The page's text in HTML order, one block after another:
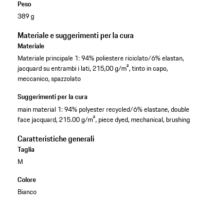
Peso
389 g
Materiale e suggerimenti per la cura
Materiale
Materiale principale 1: 94% poliestere riciclato/6% elastan,
jacquard su entrambi i lati, 215,00 g/m², tinto in capo,
meccanico, spazzolato
Suggerimenti per la cura
main material 1: 94% polyester recycled/6% elastane, double
face jacquard, 215.00 g/m², piece dyed, mechanical, brushing
Caratteristiche generali
Taglia
M
Colore
Bianco